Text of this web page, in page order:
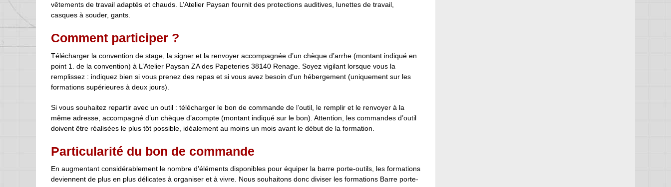
vêtements de travail adaptés et chauds. L’Atelier Paysan fournit des protections auditives, lunettes de travail,
casques à souder, gants.
Comment participer ?
Télécharger la convention de stage, la signer et la renvoyer accompagnée d’un chèque d’arrhe (montant indiqué en
point 1. de la convention) à L’Atelier Paysan ZA des Papeteries 38140 Renage. Soyez vigilant lorsque vous la
remplissez : indiquez bien si vous prenez des repas et si vous avez besoin d’un hébergement (uniquement sur les
formations supérieures à deux jours).
Si vous souhaitez repartir avec un outil : télécharger le bon de commande de l’outil, le remplir et le renvoyer à la
même adresse, accompagné d’un chèque d’acompte (montant indiqué sur le bon). Attention, les commandes d’outil
doivent être réalisées le plus tôt possible, idéalement au moins un mois avant le début de la formation.
Particularité du bon de commande
En augmentant considérablement le nombre d’éléments disponibles pour équiper la barre porte-outils, les formations
deviennent de plus en plus délicates à organiser et à vivre. Nous souhaitons donc diviser les formations Barre porte-